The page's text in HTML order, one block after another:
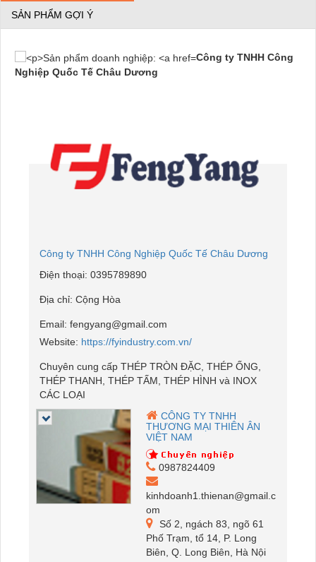
SẢN PHẨM GỢI Ý
Công ty TNHH Công
Nghiệp Quốc Tế Châu Dương
Công ty TNHH Công Nghiệp Quốc Tế Châu Dương
Điện thoại: 0395789890
Địa chỉ: Cộng Hòa
Email: fengyang@gmail.com
Website: https://fyindustry.com.vn/
Chuyên cung cấp THÉP TRÒN ĐẶC, THÉP ỐNG,
THÉP THANH, THÉP TẤM, THÉP HÌNH và INOX
CÁC LOẠI
CÔNG TY TNHH
THƯƠNG MẠI THIÊN ÂN
VIỆT NAM
0987824409
kinhdoanh1.thienan@gmail.c
om
Số 2, ngách 83, ngõ 61
Phố Trạm, tổ 14, P. Long
Biên, Q. Long Biên, Hà Nội